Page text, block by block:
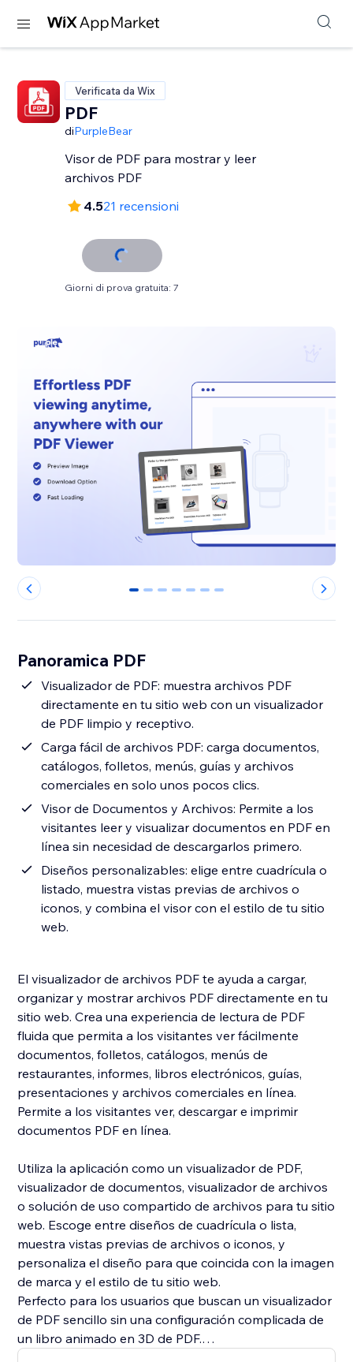
Verificata da Wix
PDF
diPurpleBear
Visor de PDF para mostrar y leer
archivos PDF
4.521 recensioni
Giorni di prova gratuita: 7
0 1 2 3 4 5 6
Panoramica PDF
Visualizador de PDF: muestra archivos PDF
directamente en tu sitio web con un visualizador
de PDF limpio y receptivo.
Carga fácil de archivos PDF: carga documentos,
catálogos, folletos, menús, guías y archivos
comerciales en solo unos pocos clics.
Visor de Documentos y Archivos: Permite a los
visitantes leer y visualizar documentos en PDF en
línea sin necesidad de descargarlos primero.
Diseños personalizables: elige entre cuadrícula o
listado, muestra vistas previas de archivos o
iconos, y combina el visor con el estilo de tu sitio
web.
El visualizador de archivos PDF te ayuda a cargar,
organizar y mostrar archivos PDF directamente en tu
sitio web. Crea una experiencia de lectura de PDF
fluida que permita a los visitantes ver fácilmente
documentos, folletos, catálogos, menús de
restaurantes, informes, libros electrónicos, guías,
presentaciones y archivos comerciales en línea.
Permite a los visitantes ver, descargar e imprimir
documentos PDF en línea.
Utiliza la aplicación como un visualizador de PDF,
visualizador de documentos, visualizador de archivos
o solución de uso compartido de archivos para tu sitio
web. Escoge entre diseños de cuadrícula o lista,
muestra vistas previas de archivos o iconos, y
personaliza el diseño para que coincida con la imagen
de marca y el estilo de tu sitio web.
Perfecto para los usuarios que buscan un visualizador
de PDF sencillo sin una configuración complicada de
un libro animado en 3D de PDF.